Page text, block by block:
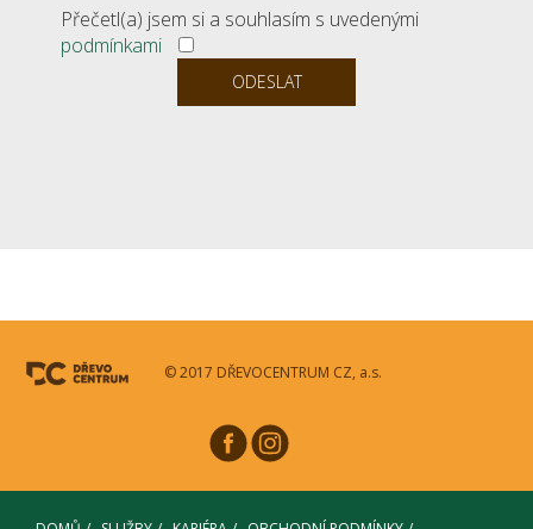
Přečetl(a) jsem si a souhlasím s uvedenými
podmínkami
© 2017 DŘEVOCENTRUM CZ, a.s.